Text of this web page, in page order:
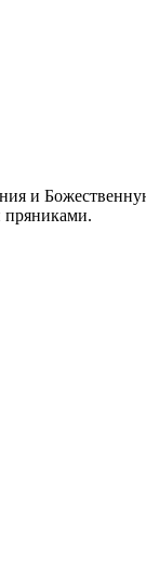
и
пряниками.